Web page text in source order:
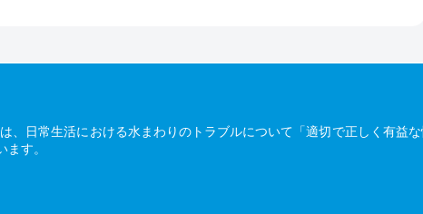
、日常生活における水まわりのトラブルについて「適切で正しく有益
す。